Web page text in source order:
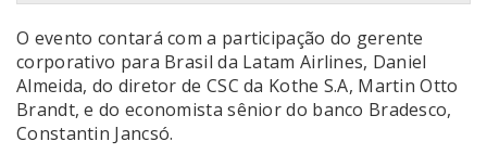
O evento contará com a participação do gerente
corporativo para Brasil da Latam Airlines, Daniel
Almeida, do diretor de CSC da Kothe S.A, Martin Otto
Brandt, e do economista sênior do banco Bradesco,
Constantin Jancsó.